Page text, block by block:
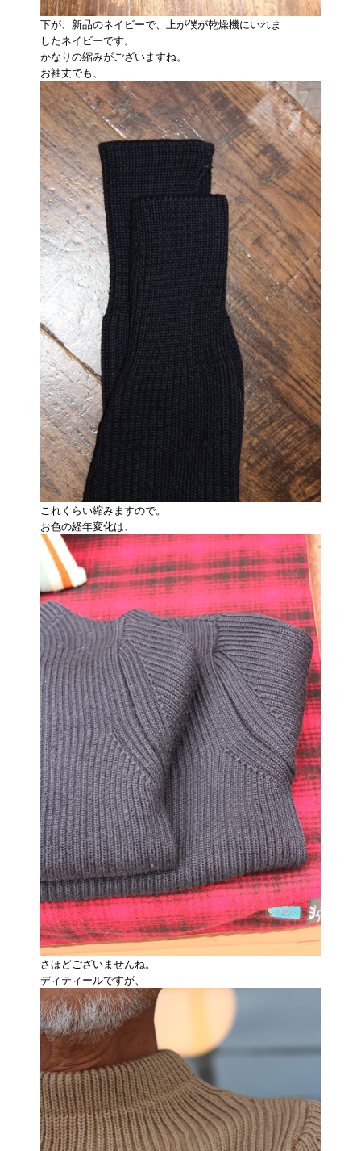
下が、新品のネイビーで、上が僕が乾燥機にいれま
したネイビーです。
かなりの縮みがございますね。
お袖丈でも、
これくらい縮みますので。
お色の経年変化は、
さほどございませんね。
ディティールですが、